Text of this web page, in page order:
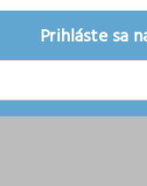
Prihláste sa